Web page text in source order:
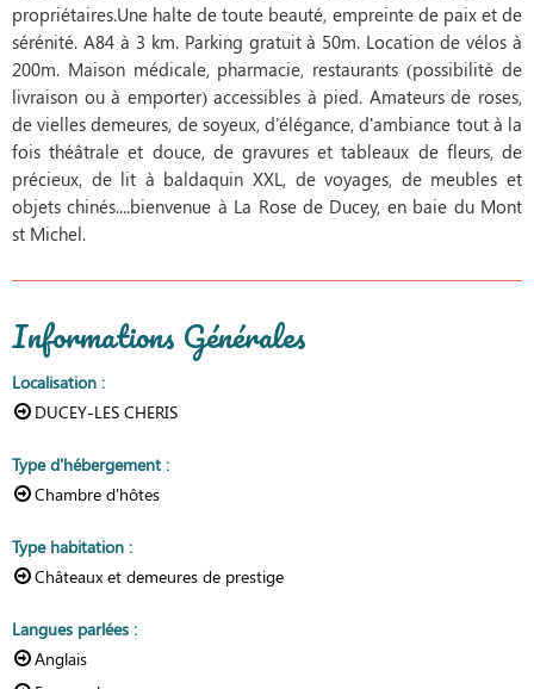
propriétaires.Une halte de toute beauté, empreinte de paix et de
sérénité. A84 à 3 km. Parking gratuit à 50m. Location de vélos à
200m. Maison médicale, pharmacie, restaurants (possibilité de
livraison ou à emporter) accessibles à pied. Amateurs de roses,
de vielles demeures, de soyeux, d'élégance, d'ambiance tout à la
fois théâtrale et douce, de gravures et tableaux de fleurs, de
précieux, de lit à baldaquin XXL, de voyages, de meubles et
objets chinés....bienvenue à La Rose de Ducey, en baie du Mont
st Michel.
Informations Générales
Localisation :
DUCEY-LES CHERIS
Type d'hébergement :
Chambre d'hôtes
Type habitation :
Châteaux et demeures de prestige
Langues parlées :
Anglais